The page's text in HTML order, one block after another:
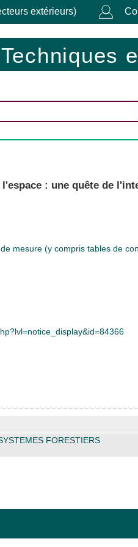
extérieurs)
: une quête de
mesure (y compris tables de
FORESTIERS